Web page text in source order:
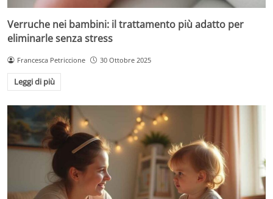
Verruche nei bambini: il trattamento più adatto per
eliminarle senza stress
Francesca Petriccione 30 Ottobre 2025
Leggi di più